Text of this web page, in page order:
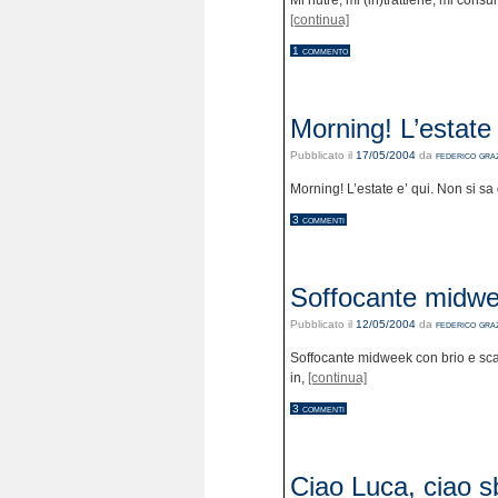
[continua]
1 commento
Morning! L’estate
Pubblicato il 17/05/2004 da federico
Morning! L’estate e’ qui. Non si
3 commenti
Soffocante
Pubblicato il 12/05/2004 da federico
Soffocante midweek con brio e
in, [continua]
3 commenti
Ciao Luca, ciao